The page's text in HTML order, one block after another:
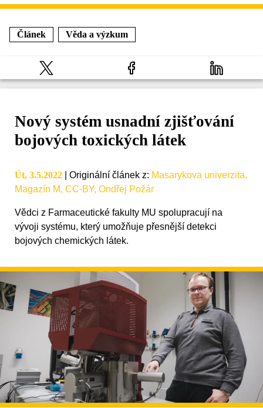
Článek Věda a výzkum
Nový systém usnadní zjišťování
bojových toxických látek
Út, 3.5.2022 Originální článek z: Masarykova univerzita,
Magazín M, CC-BY, Ondřej Požár
Vědci z Farmaceutické fakulty MU spolupracují na
vývoji systému, který umožňuje přesnější detekci
bojových chemických látek.